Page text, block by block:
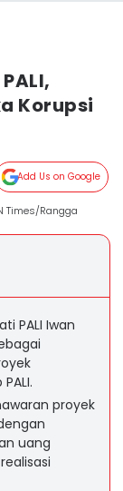
Korupsi
Add Us on Google
Times/Rangga
PALI Iwan
proyek
uang